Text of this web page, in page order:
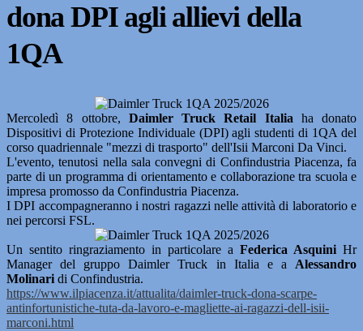
dona DPI agli allievi della
1QA
Mercoledì 8 ottobre, Daimler Truck Retail Italia
ha donato
Dispositivi di Protezione Individuale (DPI) agli studenti di 1QA del
corso quadriennale "mezzi di trasporto" dell'Isii Marconi Da Vinci.
L'evento, tenutosi nella sala convegni di Confindustria Piacenza, fa
parte di un programma di orientamento e collaborazione tra scuola e
impresa promosso da Confindustria Piacenza.
I DPI accompagneranno i nostri ragazzi nelle attività di laboratorio e
nei percorsi FSL.
Un sentito ringraziamento in particolare a Federica Asquini Hr
Manager del gruppo Daimler Truck in Italia e a
Alessandro
Molinari di Confindustria.
https://www.ilpiacenza.it/attualita/daimler-truck-dona-scarpe-
antinfortunistiche-tuta-da-lavoro-e-magliette-ai-ragazzi-dell-isii-
marconi.html